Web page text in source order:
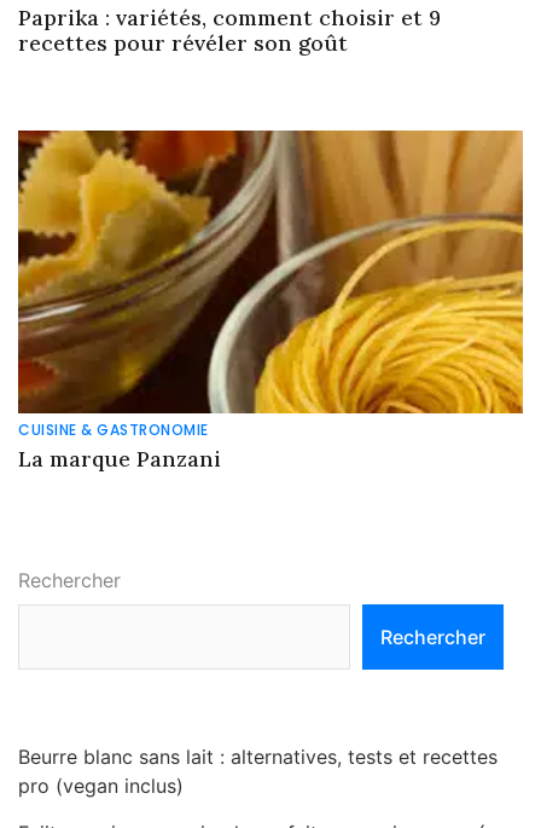
Paprika : variétés, comment choisir et 9
recettes pour révéler son goût
CUISINE & GASTRONOMIE
La marque Panzani
Rechercher
Rechercher
Beurre blanc sans lait : alternatives, tests et recettes
pro (vegan inclus)